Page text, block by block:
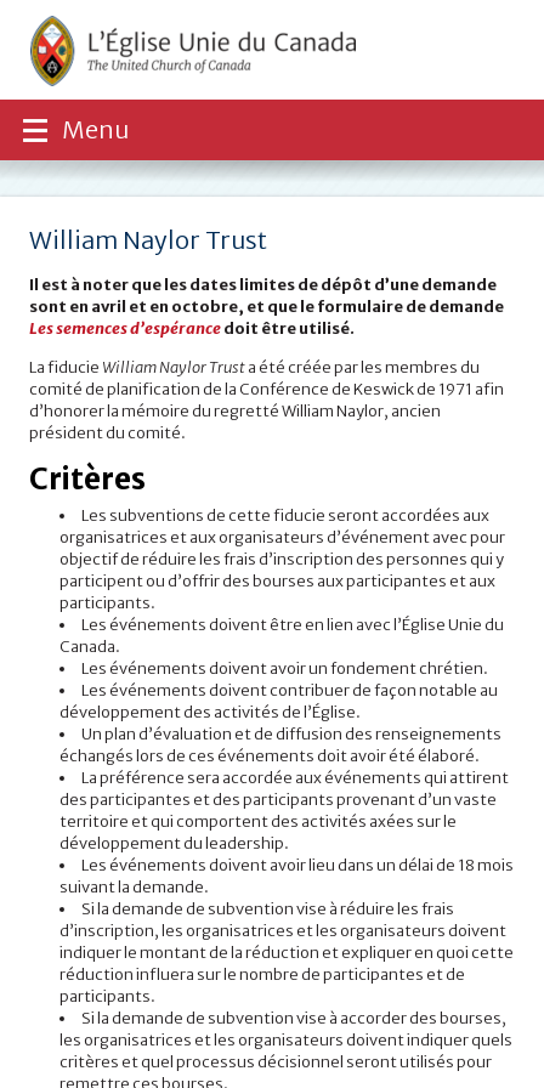
Menu
William Naylor Trust
Il est à noter que les dates limites de dépôt d’une demande
sont en avril et en octobre, et que le formulaire de demande
Les semences d’espérancedoit être utilisé.
La fiducie William Naylor Trusta été créée par les membres du
comité de planification de la Conférence de Keswick de 1971 afin
d’honorer la mémoire du regretté William Naylor, ancien
président du comité.
Critères
Les subventions de cette fiducie seront accordées aux
organisatrices et aux organisateurs d’événement avec pour
objectif de réduire les frais d’inscription des personnes qui y
participent ou d’offrir des bourses aux participantes et aux
participants.
Les événements doivent être en lien avec l’Église Unie du
Canada.
Les événements doivent avoir un fondement chrétien.
Les événements doivent contribuer de façon notable au
développement des activités de l’Église.
Un plan d’évaluation et de diffusion des renseignements
échangés lors de ces événements doit avoir été élaboré.
La préférence sera accordée aux événements qui attirent
des participantes et des participants provenant d’un vaste
territoire et qui comportent des activités axées sur le
développement du leadership.
Les événements doivent avoir lieu dans un délai de 18 mois
suivant la demande.
Si la demande de subvention vise à réduire les frais
d’inscription, les organisatrices et les organisateurs doivent
indiquer le montant de la réduction et expliquer en quoi cette
réduction influera sur le nombre de participantes et de
participants.
Si la demande de subvention vise à accorder des bourses,
les organisatrices et les organisateurs doivent indiquer quels
critères et quel processus décisionnel seront utilisés pour
remettre ces bourses.